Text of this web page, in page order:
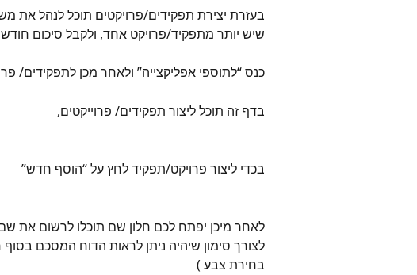
בעזרת יצירת תפקידים/פרויקטים תוכל לנהל את
שיש יותר מתפקיד/פרויקט אחד, ולקבל סיכום
כנס “לתוספי אפליקצייה” ולאחר מכן לתפקידים/
בדף זה תוכל ליצור תפקידים/ פרוייקטים,
בכדי ליצור פרויקט/תפקיד לחץ על “הוסף חדש”
לאחר מיכן יפתח לכם חלון שם תוכלו לרשום את
לצורך סימון שיהיה ניתן לראות הדוח המסכם
בחירת צבע )